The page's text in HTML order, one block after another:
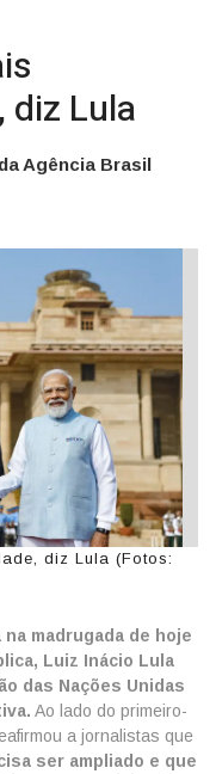
diz Lula
Agência Brasil
diz Lula (Fotos:
madrugada de hoje
Luiz Inácio Lula
das Nações Unidas
Ao lado do primeiro-
a jornalistas que
ser ampliado e que